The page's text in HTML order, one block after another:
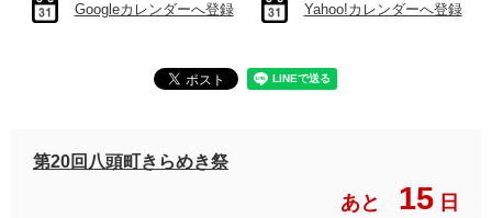
Googleカレンダーへ登録 Yahoo!カレンダーへ登録
第20回八頭町きらめき祭
あと 15 日